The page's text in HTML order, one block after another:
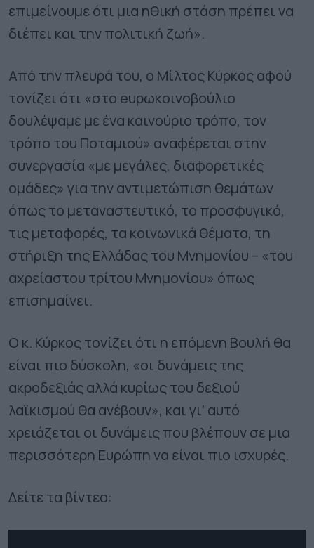
επιμείνουμε ότι μια ηθική στάση πρέπει να
διέπει και την πολιτική ζωή».
Από την πλευρά του, ο Μίλτος Κύρκος αφού
τονίζει ότι «στο eυρωκοινοβούλιο
δουλέψαμε με ένα καινούριο τρόπο, τον
τρόπο του Ποταμιού» αναφέρεται στην
συνεργασία «με μεγάλες, διαφορετικές
ομάδες» για την αντιμετώπιση θεμάτων
όπως το μεταναστευτικό, το προσφυγικό,
τις μεταφορές, τα κοινωνικά θέματα, τη
στήριξη της Ελλάδας του Μνημονίου – «του
αχρείαστου τρίτου Μνημονίου» όπως
επισημαίνει.
Ο κ. Κύρκος τονίζει ότι η επόμενη Βουλή θα
είναι πιο δύσκολη, «οι δυνάμεις της
ακροδεξιάς αλλά κυρίως του δεξιού
λαϊκισμού θα ανέβουν», και γι’ αυτό
χρειάζεται οι δυνάμεις που βλέπουν σε μια
περισσότερη Ευρώπη να είναι πιο ισχυρές.
Δείτε τα βίντεο: